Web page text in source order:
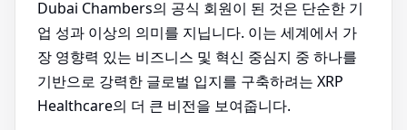
Dubai Chambers의 공식 회원이 된 것은 단순한 기
업 성과 이상의 의미를 지닙니다. 이는 세계에서 가
장 영향력 있는 비즈니스 및 혁신 중심지 중 하나를
기반으로 강력한 글로벌 입지를 구축하려는 XRP
Healthcare의 더 큰 비전을 보여줍니다.